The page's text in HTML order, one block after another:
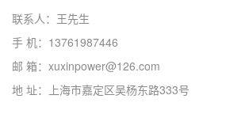
联系人：王先生
手 机：13761987446
邮 箱：xuxinpower@126.com
地 址：上海市嘉定区吴杨东路333号